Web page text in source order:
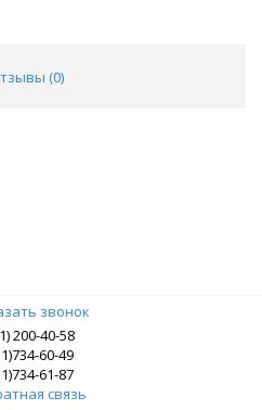
(0)
звонок
200-40-58
60-49
61-87
связь